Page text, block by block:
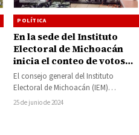
POLÍTICA
En la sede del Instituto
Electoral de Michoacán
inicia el conteo de votos
del municipio de Tiquicheo
El consejo general del Instituto
Electoral de Michoacán (IEM)
comenzó con el conteo de voto por
25 de junio de 2024